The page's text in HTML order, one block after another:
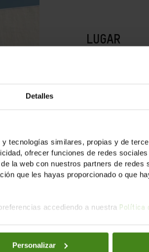
Detalles
tecnologías similares, propias y de
ofrecer funciones de redes
la web con nuestros partners de redes
que les hayas proporcionado o que
accediendo a nuestra Política
Personalizar
LUGAR
La
Se mantendrá
clausura, a las